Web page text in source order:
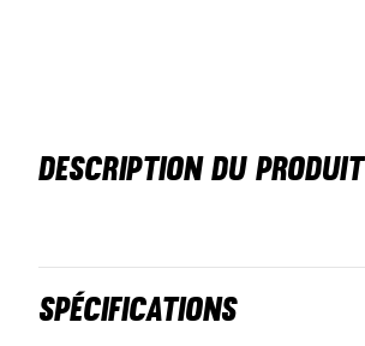
DESCRIPTION DU PRODUIT
Spécifications